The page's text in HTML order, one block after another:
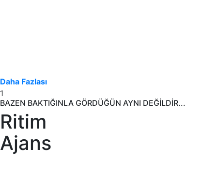
Daha Fazlası
1
BAZEN BAKTIĞINLA GÖRDÜĞÜN AYNI DEĞİLDİR...
Ritim
Ajans